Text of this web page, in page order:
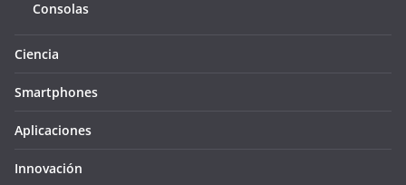
Consolas
Ciencia
Smartphones
Aplicaciones
Innovación